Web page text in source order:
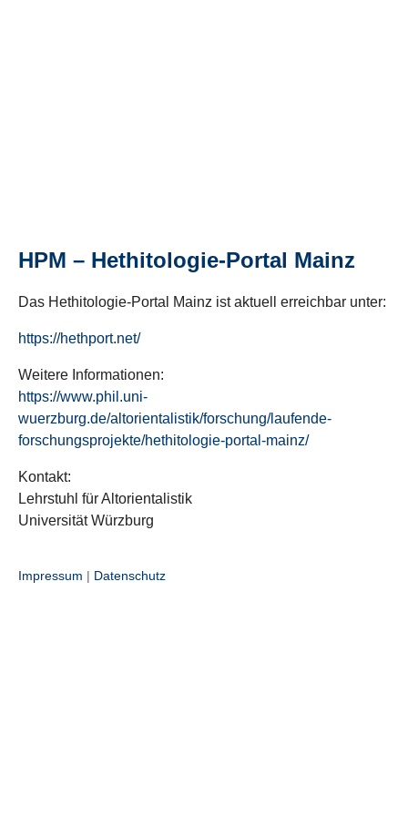
HPM – Hethitologie-Portal Mainz
Das Hethitologie-Portal Mainz ist aktuell erreichbar unter:
https://hethport.net/
Weitere Informationen:
https://www.phil.uni-
wuerzburg.de/altorientalistik/forschung/laufende-
forschungsprojekte/hethitologie-portal-mainz/
Kontakt:
Lehrstuhl für Altorientalistik
Universität Würzburg
Impressum | Datenschutz